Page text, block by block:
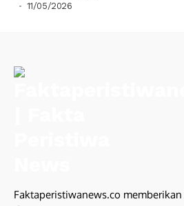
11/05/2026
Faktaperistiwanews.co